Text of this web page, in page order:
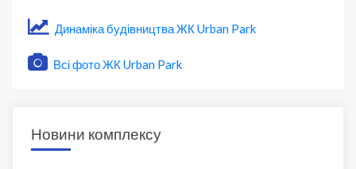
Динаміка будівництва ЖК Urban Park
Всі фото ЖК Urban Park
Новини комплексу